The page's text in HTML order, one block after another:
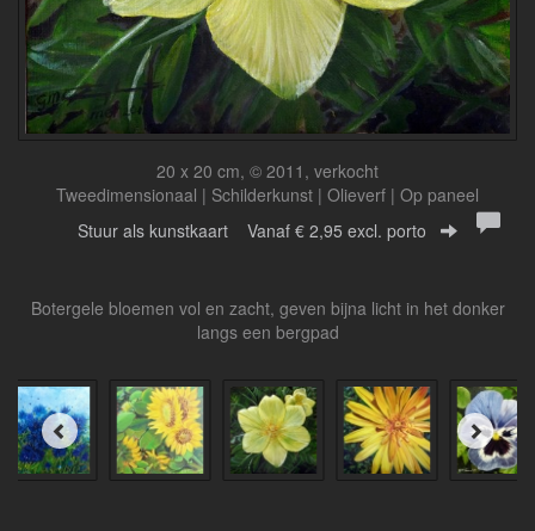
20 x 20 cm, © 2011, verkocht
Tweedimensionaal | Schilderkunst | Olieverf | Op paneel
Stuur als kunstkaart Vanaf € 2,95 excl. porto
Botergele bloemen vol en zacht, geven bijna licht in het donker
langs een bergpad